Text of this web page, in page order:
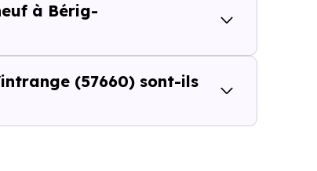
dans l’ancien à Bérig-
au m²
neuf à Bérig-Vintrange (57660)
suffit pas à évaluer le vrai coût d’un achat
à Bérig-
(57660) sont-ils